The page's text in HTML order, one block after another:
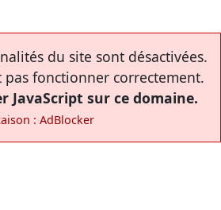
du site sont désactivées.
pas fonctionner correctement.
JavaScript sur ce domaine.
: AdBlocker